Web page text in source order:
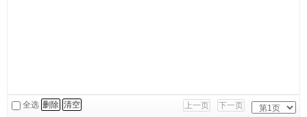
全选 删除 清空 上一页 下一页